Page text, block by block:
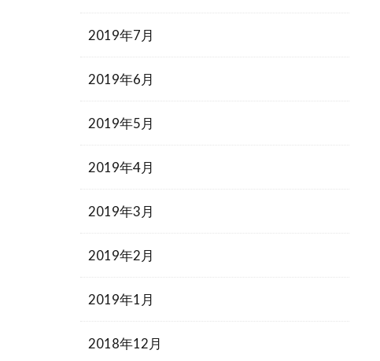
2019年7月
2019年6月
2019年5月
2019年4月
2019年3月
2019年2月
2019年1月
2018年12月